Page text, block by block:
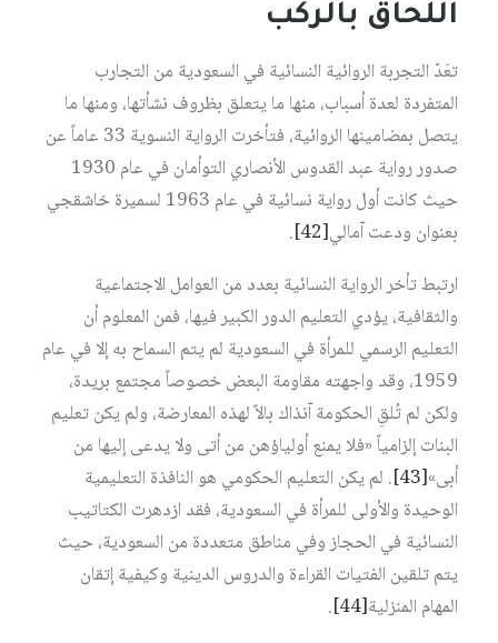
اللحاق بالركب
تعَدّ التجربة الروائية النسائية في السعودية من التجارب
المتفردة لعدة أسباب، منها ما يتعلق بظروف نشأتها، ومنها ما
يتصل بمضامينها الروائية، فتأخرت الرواية النسوية 33 عاماً عن
صدور رواية عبد القدوس الأنصاري التوأمان في عام 1930
حيث كانت أول رواية نسائية في عام 1963 لسميرة خاشقجي
بعنوان ودعت آمالي‏[42]
.
ارتبط تأخر الرواية النسائية بعدد من العوامل الاجتماعية
والثقافية، يؤدي التعليم الدور الكبير فيها، فمن المعلوم أن
التعليم الرسمي للمرأة في السعودية لم يتم السماح به إلا في عام
1959، وقد واجهته مقاومة البعض خصوصاً مجتمع بريدة،
ولكن لم تُلقِ الحكومة آنذاك بالاً لهذه المعارضة، ولم يكن تعليم
البنات إلزامياً «فلا يمنع أولياؤهن من أتى ولا يدعى إليها من
أبى»‏[43]
. لم يكن التعليم الحكومي هو النافذة التعليمية
الوحيدة والأولى للمرأة في السعودية، فقد ازدهرت الكتاتيب
النسائية في الحجاز وفي مناطق متعددة من السعودية، حيث
يتم تلقين الفتيات القراءة والدروس الدينية وكيفية إتقان
المهام المنزلية‏[44]
.